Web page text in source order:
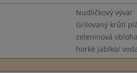
Nudličkový vývar
Grilovaný krůtí
zeleninová
horké jablko/